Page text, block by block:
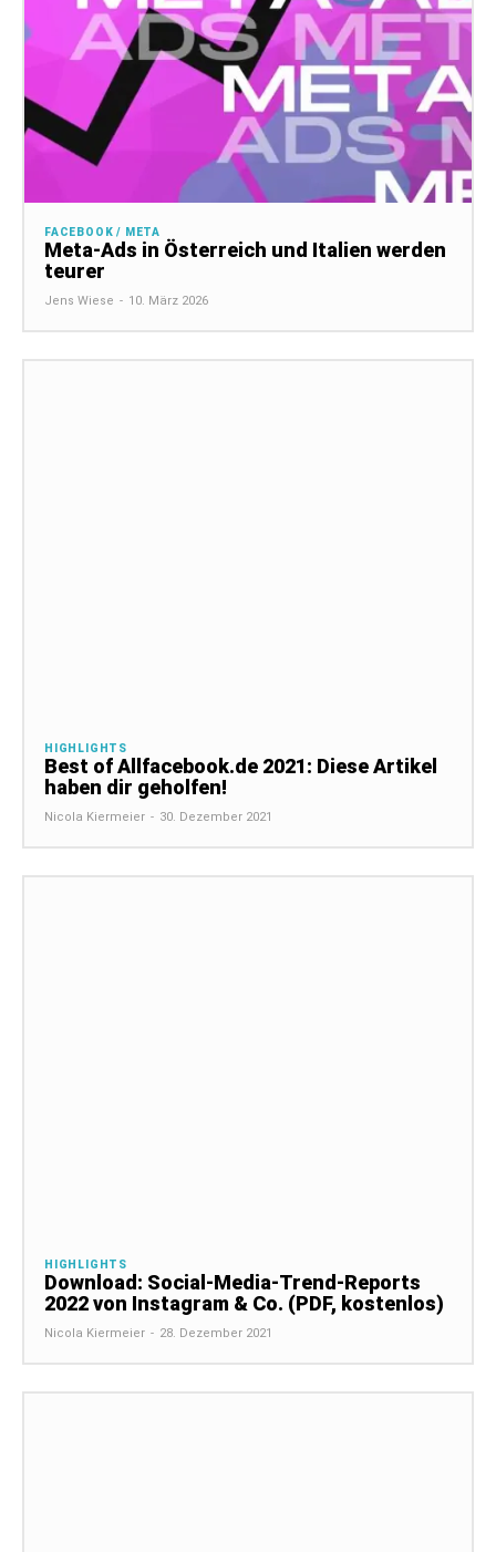
FACEBOOK / META
Meta-Ads in Österreich und Italien werden
teurer
Jens Wiese - 10. März 2026
HIGHLIGHTS
Best of Allfacebook.de 2021: Diese Artikel
haben dir geholfen!
Nicola Kiermeier - 30. Dezember 2021
HIGHLIGHTS
Download: Social-Media-Trend-Reports
2022 von Instagram & Co. (PDF, kostenlos)
Nicola Kiermeier - 28. Dezember 2021